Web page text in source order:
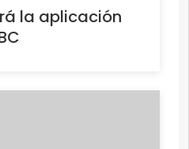
la aplicación